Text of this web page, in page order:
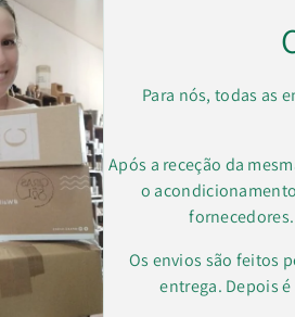
Para nós, todas as
Após a receção da
o
Os envios são feitos
entrega. Depois